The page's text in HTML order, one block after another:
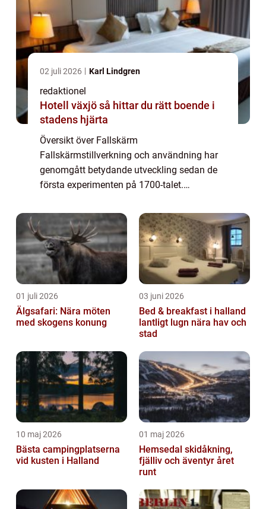
02 juli 2026 Karl Lindgren
redaktionel
Hotell växjö så hittar du rätt boende i
stadens hjärta
Översikt över Fallskärm
Fallskärmstillverkning och användning har
genomgått betydande utveckling sedan de
första experimenten på 1700-talet.
eller fritt fall, är en adrenalinfylld aktivitet
där en individ hoppa...
01 juli 2026
Älgsafari: Nära möten
med skogens konung
03 juni 2026
Bed & breakfast i halland
lantligt lugn nära hav och
stad
10 maj 2026
Bästa campingplatserna
vid kusten i Halland
01 maj 2026
Hemsedal skidåkning,
fjälliv och äventyr året
runt